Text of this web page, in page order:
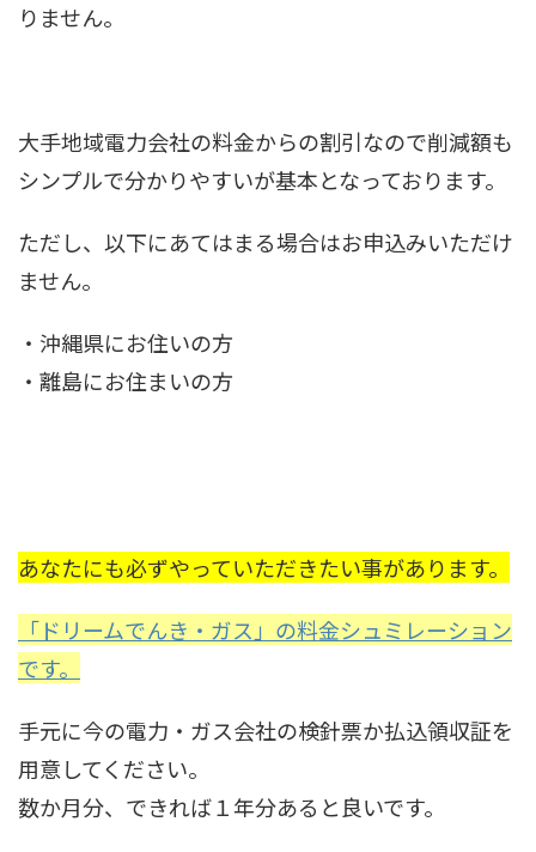
りません。
大手地域電力会社の料金からの割引なので削減額も
シンプルで分かりやすいが基本となっております。
ただし、以下にあてはまる場合はお申込みいただけ
ません。
・沖縄県にお住いの方
・離島にお住まいの方
あなたにも必ずやっていただきたい事があります。
「ドリームでんき・ガス」の料金シュミレーション
です。
手元に今の電力・ガス会社の検針票か払込領収証を
用意してください。
数か月分、できれば１年分あると良いです。